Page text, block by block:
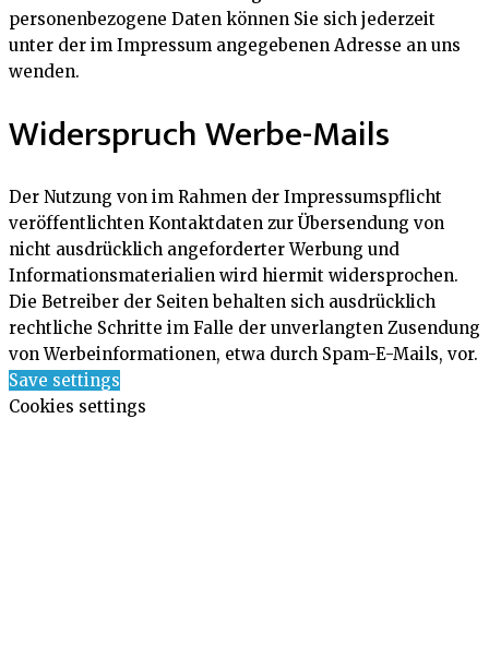
personenbezogene Daten können Sie sich jederzeit
unter der im Impressum angegebenen Adresse an uns
wenden.
Widerspruch Werbe-Mails
Der Nutzung von im Rahmen der Impressumspflicht
veröffentlichten Kontaktdaten zur Übersendung von
nicht ausdrücklich angeforderter Werbung und
Informationsmaterialien wird hiermit widersprochen.
Die Betreiber der Seiten behalten sich ausdrücklich
rechtliche Schritte im Falle der unverlangten Zusendung
von Werbeinformationen, etwa durch Spam-E-Mails, vor.
Save settings
Cookies settings